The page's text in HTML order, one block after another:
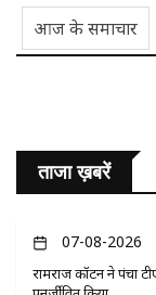
आज के समाचार
ताजा ख़बरें
07-08-2026
रामराज कॉटन ने पंचा